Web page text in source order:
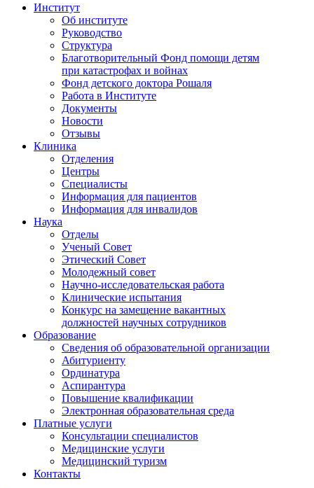
Институт
Об институте
Руководство
Структура
Благотворительный Фонд помощи детям
при катастрофах и войнах
Фонд детского доктора Рошаля
Работа в Институте
Документы
Новости
Отзывы
Клиника
Отделения
Центры
Специалисты
Информация для пациентов
Информация для инвалидов
Наука
Отделы
Ученый Совет
Этический Совет
Молодежный совет
Научно-исследовательская работа
Клинические испытания
Конкурс на замещение вакантных
должностей научных сотрудников
Образование
Сведения об образовательной организации
Абитуриенту
Ординатура
Аспирантура
Повышение квалификации
Электронная образовательная среда
Платные услуги
Консультации специалистов
Медицинские услуги
Медицинский туризм
Контакты